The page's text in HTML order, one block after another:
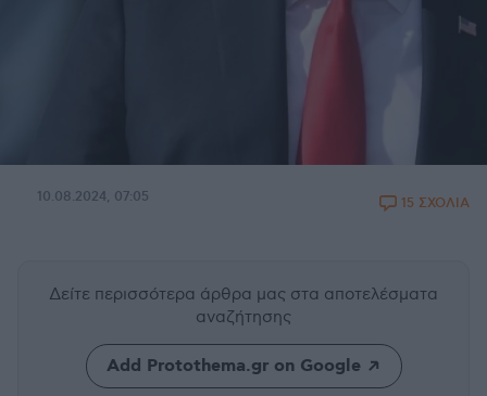
10.08.2024, 07:05 15 ΣΧΟΛΙΑ
Δείτε περισσότερα άρθρα μας στα αποτελέσματα
αναζήτησης
Add Protothema.gr on Google